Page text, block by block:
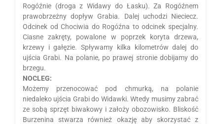
Rogóźnie (droga z Widawy do Łasku). Za Rogóźnem
prawobrzeżny dopływ Grabia. Dalej uchodzi Nieciecz.
Odcinek od Chociwia do Rogóźna to odcinek specjalny.
Ciasne zakręty, powalone w poprzek koryta drzewa,
krzewy i gałęzie. Spływamy kilka kilometrów dalej do
ujścia Grabi. Na polanie, po prawej stronie dobijamy do
brzegu.
NOCLEG:
Możemy przenocować pod chmurką, na polanie
niedaleko ujścia Grabi do Widawki. Wtedy musimy zabrać
ze sobą sprzęt biwakowy i założy obozowisko. Bliskość
Burzenina stwarza również okazję aby skorzystać z